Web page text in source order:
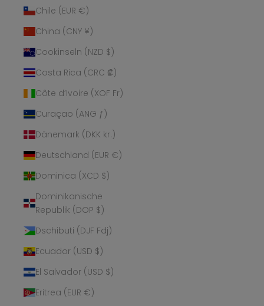
Chile (EUR €)
China (CNY ¥)
Cookinseln (NZD $)
Costa Rica (CRC ₡)
Côte d’Ivoire (XOF Fr)
Curaçao (ANG ƒ)
Dänemark (DKK kr.)
Deutschland (EUR €)
Dominica (XCD $)
Dominikanische
Republik (DOP $)
Dschibuti (DJF Fdj)
Ecuador (USD $)
El Salvador (USD $)
Eritrea (EUR €)